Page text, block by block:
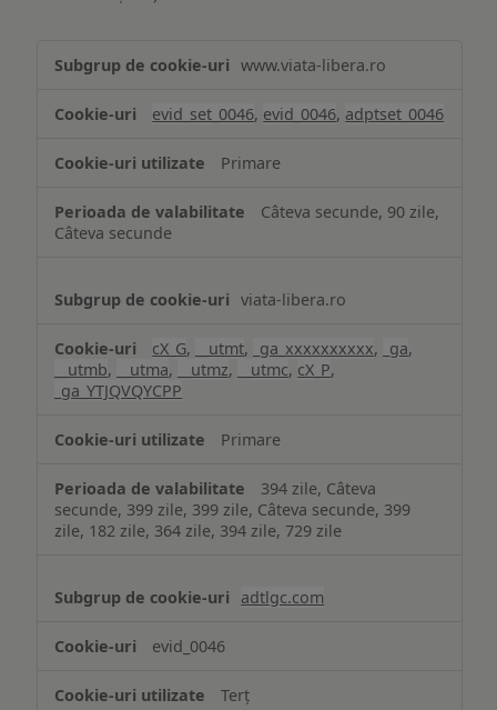
www.viata-libera.ro
evid_set_0046, evid_0046, adptset_0046
Primare
Câteva secunde, 90 zile,
Câteva secunde
viata-libera.ro
cX_G, __utmt, _ga_xxxxxxxxxx, _ga,
__utmb, __utma, __utmz, __utmc, cX_P,
_ga_YTJQVQYCPP
Primare
394 zile, Câteva
secunde, 399 zile, 399 zile, Câteva secunde, 399
zile, 182 zile, 364 zile, 394 zile, 729 zile
adtlgc.com
evid_0046
Terț